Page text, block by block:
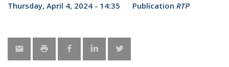
Thursday, April 4, 2024 - 14:35 Publication RTP